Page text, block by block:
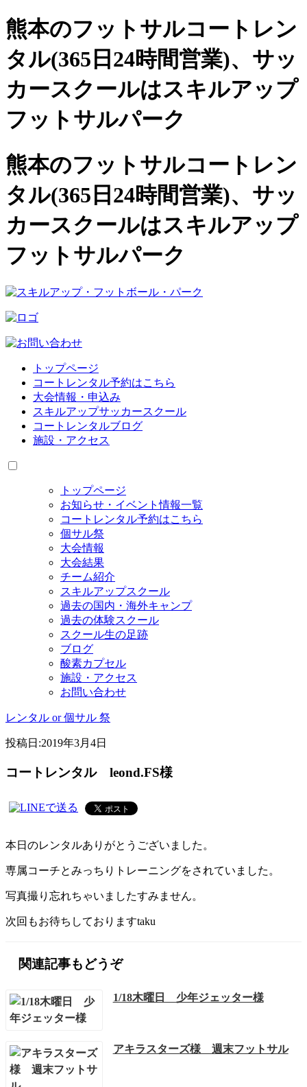
熊本のフットサルコートレン
タル(365日24時間営業)、 サッ
カースクールはスキルアップ
フットサルパーク
熊本のフットサルコートレン
タル(365日24時間営業)、サッ
カースクールはスキルアップ
フットサルパーク
トップページ
コートレンタル予約はこちら
大会情報・申込み
スキルアップサッカースクール
コートレンタルブログ
施設・アクセス
トップページ
お知らせ・イベント情報一覧
コートレンタル予約はこちら
個サル祭
大会情報
大会結果
チーム紹介
スキルアップスクール
過去の国内・海外キャンプ
過去の体験スクール
スクール生の足跡
ブログ
酸素カプセル
施設・アクセス
お問い合わせ
レンタル or 個サル 祭
投稿日:2019年3月4日
コートレンタル leond.FS様
本日のレンタルありがとうございました。
専属コーチとみっちりトレーニングをされていました。
写真撮り忘れちゃいましたすみません。
次回もお待ちしておりますtaku
関連記事もどうぞ
1/18木曜日 少年ジェッター様
アキラスターズ様 週末フットサル